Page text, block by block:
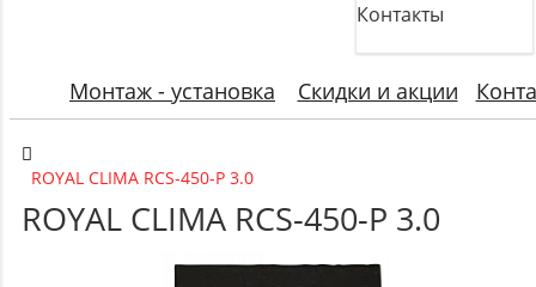
Контакты
Монтаж - установка Скидки и акции
ROYAL CLIMA RCS-450-P 3.0
ROYAL CLIMA RCS-450-P 3.0